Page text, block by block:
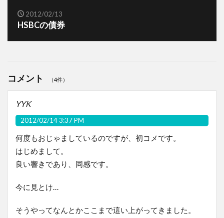
2012/02/13
HSBCの債券
コメント （4件）
YYK
2012/02/14 3:37 PM
何度もおじゃましているのですが、初コメです。
はじめまして。
良い響きであり、同感です。
今に見とけ…
そうやってなんとかここまで這い上がってきました。